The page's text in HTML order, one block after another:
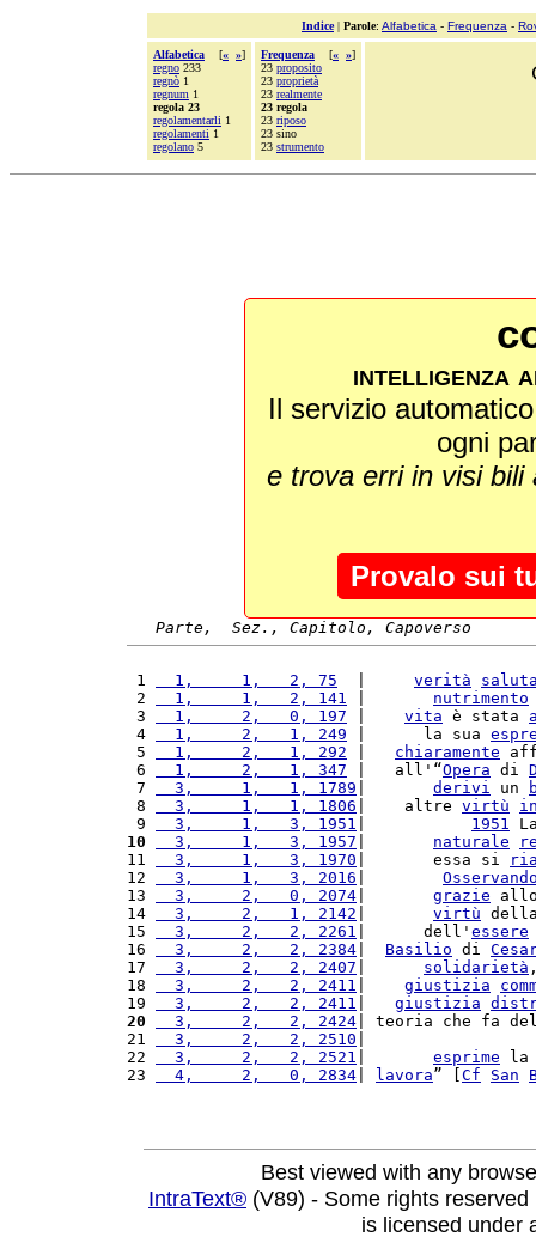
Indice| Parole: Alfabetica - Frequenza -
Alfabetica [« »]
regno 233
regnò 1
regnum 1
regola 23
regolamentarli 1
regolamenti 1
regolano 5
Frequenza [« »]
23 proposito
23 proprietà
23 realmente
23 regola
23 riposo
23 sino
23 strumento
intelligenza
Il servizio
ogni
e trova erri in visi
Provalo sui
Parte,  Sez., Capitolo, Capoverso
1
  1,     1,   2, 75
verità
2
  1,     1,   2, 141
nutrimento
3
  1,     2,   0, 197
vita è stata
4
  1,     2,   1, 249
|      la sua
5
  1,     2,   1, 292
chiaramente
6
  1,     2,   1, 347
|   all'“Opera di
7
  3,     1,   1, 1789
derivi un
8
  3,     1,   1, 1806
|    altre virtù
9
  3,     1,   3, 1951
1951
10
  3,     1,   3, 1957
naturale
11
  3,     1,   3, 1970
|       essa si
12
  3,     1,   3, 2016
13
  3,     2,   0, 2074
grazie
14
  3,     2,   1, 2142
virtù
15
  3,     2,   2, 2261
|      dell' essere
16
  3,     2,   2, 2384
Basilio di
17
  3,     2,   2, 2407
solidarietà
18
  3,     2,   2, 2411
giustizia
19
  3,     2,   2, 2411
giustizia
20
  3,     2,   2, 2424
| teoria che fa
21
  3,     2,   2, 2510
22
  3,     2,   2, 2521
esprime
23
  4,     2,   0, 2834
lavora” [ Cf San
Best viewed with any
IntraText® (V89) - Some rights
is licensed under